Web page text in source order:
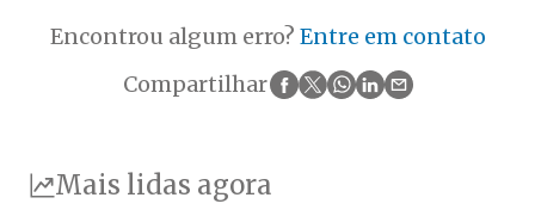
Encontrou algum erro? Entre em contato
Compartilhar
Mais lidas agora